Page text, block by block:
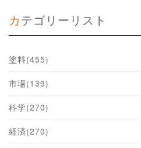
カテゴリーリスト
塗料(455)
市場(139)
科学(270)
経済(270)